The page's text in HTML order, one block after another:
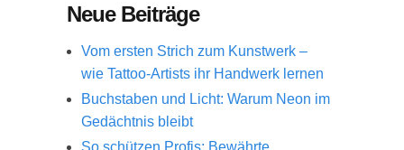
Neue Beiträge
Vom ersten Strich zum Kunstwerk –
wie Tattoo-Artists ihr Handwerk lernen
Buchstaben und Licht: Warum Neon im
Gedächtnis bleibt